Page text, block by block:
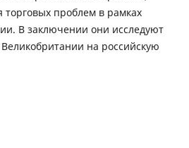
проблем в рамках
В заключении они исследуют
на российскую